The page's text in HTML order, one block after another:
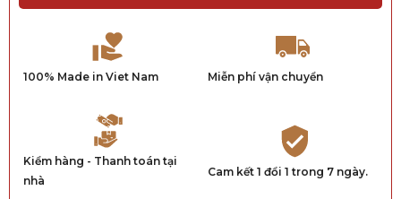
100% Made in Viet Nam Miễn phí vận chuyển
Kiểm hàng - Thanh toán tại
nhà
Cam kết 1 đổi 1 trong 7 ngày.